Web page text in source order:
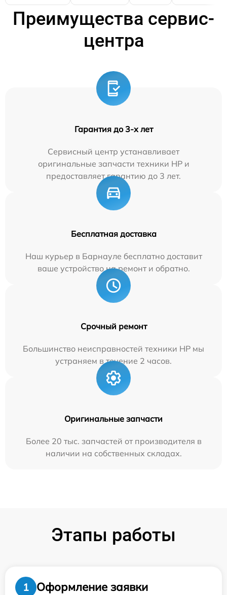
Преимущества сервис-
центра
Гарантия до 3-х лет
Сервисный центр устанавливает
оригинальные запчасти техники HP и
предоставляет гарантию до 3 лет.
Бесплатная доставка
Наш курьер в Барнауле бесплатно доставит
ваше устройство на ремонт и обратно.
Срочный ремонт
Большинство неисправностей техники HP мы
устраняем в течение 2 часов.
Оригинальные запчасти
Более 20 тыс. запчастей от производителя в
наличии на собственных складах.
Этапы работы
1
Оформление заявки